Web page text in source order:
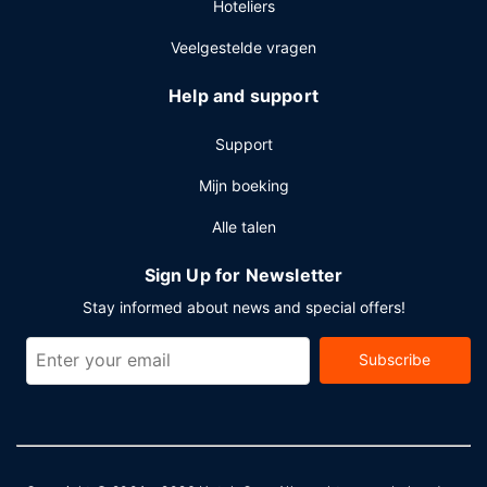
Enkele van de voorzieningen zijn een snelle
incheckservice, een snelle uitcheckservice en een 24-uurs
receptie. Plan je een evenement in Lanai City? Kies voor dit
hotel met 3770 vierkante meter aan evenementenruimte,
van/naar de luchthaven (24 uur per dag beschikbaar) die
gratis wordt aangeboden.
Hoteliers
Veelgestelde vragen
Help and support
Support
Mijn boeking
Alle talen
Sign Up for Newsletter
Stay informed about news and special offers!
Subscribe